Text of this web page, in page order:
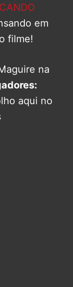
em
filme!
na
aqui no